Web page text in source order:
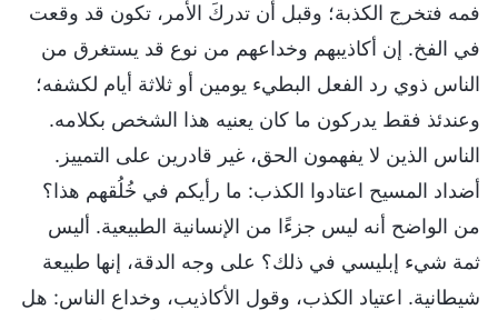
فمه فتخرج الكذبة؛ وقبل أن تدركَ الأمر، تكون قد وقعت
في الفخ. إن أكاذيبهم وخداعهم من نوع قد يستغرق من
الناس ذوي رد الفعل البطيء يومين أو ثلاثة أيام لكشفه؛
وعندئذ فقط يدركون ما كان يعنيه هذا الشخص بكلامه.
الناس الذين لا يفهمون الحق، غير قادرين على التمييز.
أضداد المسيح اعتادوا الكذب: ما رأيكم في خُلُقهم هذا؟
من الواضح أنه ليس جزءًا من الإنسانية الطبيعية. أليس
ثمة شيء إبليسي في ذلك؟ على وجه الدقة، إنها طبيعة
شيطانية. اعتياد الكذب، وقول الأكاذيب، وخداع الناس: هل